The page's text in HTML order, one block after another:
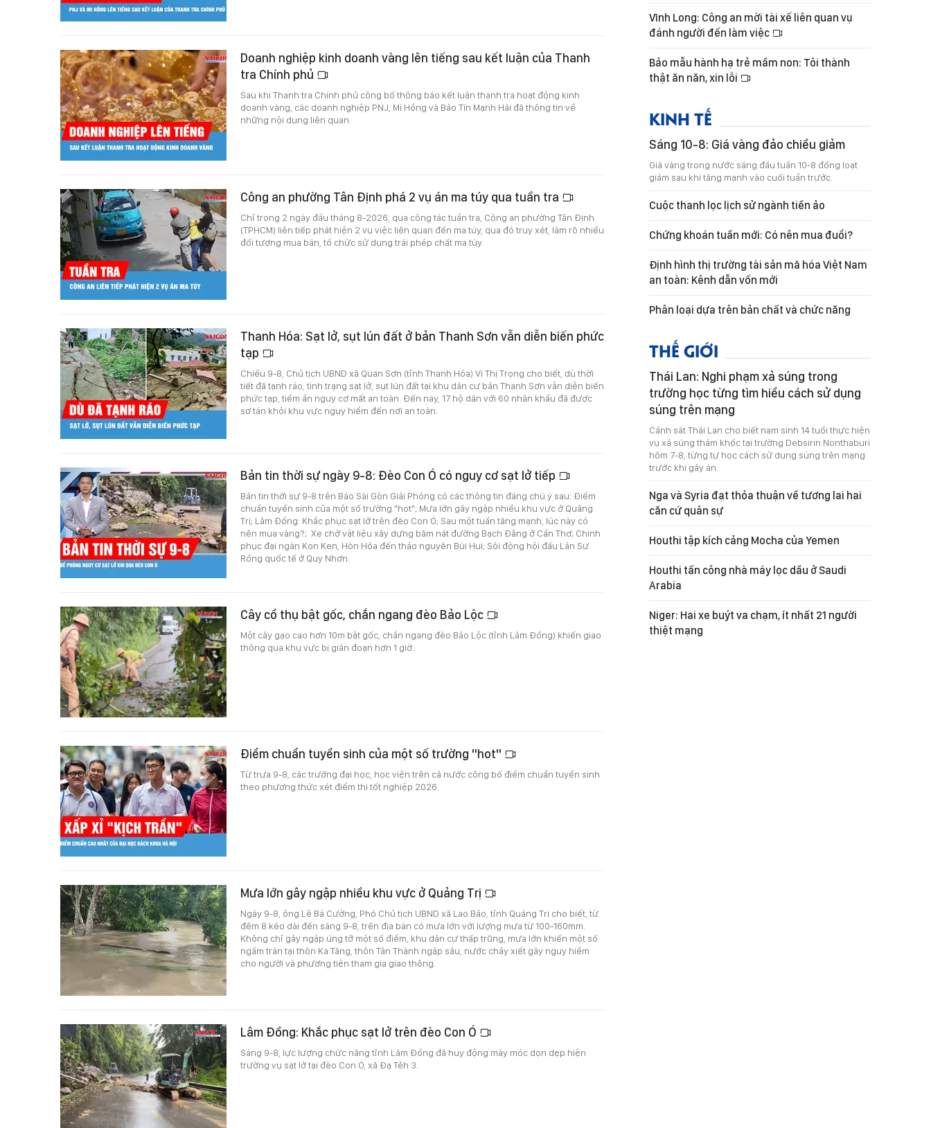
Doanh nghiệp kinh doanh vàng lên tiếng sau kết luận của Thanh
tra Chính phủ
Sau khi Thanh tra Chính phủ công bố thông báo kết luận thanh tra hoạt động kinh
doanh vàng, các doanh nghiệp PNJ, Mi Hồng và Bảo Tín Mạnh Hải đã thông tin về
những nội dung liên quan.
Công an phường Tân Định phá 2 vụ án ma túy qua tuần tra
Chỉ trong 2 ngày đầu tháng 8-2026, qua công tác tuần tra, Công an phường Tân Định
(TPHCM) liên tiếp phát hiện 2 vụ việc liên quan đến ma túy, qua đó truy xét, làm rõ nhiều
đối tượng mua bán, tổ chức sử dụng trái phép chất ma túy.
Thanh Hóa: Sạt lở, sụt lún đất ở bản Thanh Sơn vẫn diễn biến phức
tạp
Chiều 9-8, Chủ tịch UBND xã Quan Sơn (tỉnh Thanh Hóa) Vi Thị Trọng cho biết, dù thời
tiết đã tạnh ráo, tình trạng sạt lở, sụt lún đất tại khu dân cư bản Thanh Sơn vẫn diễn biến
phức tạp, tiềm ẩn nguy cơ mất an toàn. Đến nay, 17 hộ dân với 60 nhân khẩu đã được
sơ tán khỏi khu vực nguy hiểm đến nơi an toàn.
Bản tin thời sự ngày 9-8: Đèo Con Ó có nguy cơ sạt lở tiếp
Bản tin thời sự 9-8 trên Báo Sài Gòn Giải Phóng có các thông tin đáng chú ý sau: Điểm
chuẩn tuyển sinh của một số trường "hot"; Mưa lớn gây ngập nhiều khu vực ở Quảng
Trị; Lâm Đồng: Khắc phục sạt lở trên đèo Con Ó; Sau một tuần tăng mạnh, lúc này có
nên mua vàng?; Xe chở vật liệu xây dựng băm nát đường Bạch Đằng ở Cần Thơ; Chinh
phục đại ngàn Kon Ken, Hòn Hỏa đến thảo nguyên Bùi Hui; Sôi động hội đấu Lân Sư
Rồng quốc tế ở Quy Nhơn.
Cây cổ thụ bật gốc, chắn ngang đèo Bảo Lộc
Một cây gạo cao hơn 10m bật gốc, chắn ngang đèo Bảo Lộc (tỉnh Lâm Đồng) khiến giao
thông qua khu vực bị gián đoạn hơn 1 giờ.
Điểm chuẩn tuyển sinh của một số trường "hot"
Từ trưa 9-8, các trường đại học, học viện trên cả nước công bố điểm chuẩn tuyển sinh
theo phương thức xét điểm thi tốt nghiệp 2026.
Mưa lớn gây ngập nhiều khu vực ở Quảng Trị
Ngày 9-8, ông Lê Bá Cường, Phó Chủ tịch UBND xã Lao Bảo, tỉnh Quảng Trị cho biết, từ
đêm 8 kéo dài đến sáng 9-8, trên địa bàn có mưa lớn với lượng mưa từ 100-160mm.
Không chỉ gây ngập úng tở một số điểm, khu dân cư thấp trũng, mưa lớn khiến một số
ngầm tràn tại thôn Ka Tăng, thôn Tân Thành ngập sâu, nước chảy xiết gây nguy hiểm
cho người và phương tiện tham gia giao thông.
Lâm Đồng: Khắc phục sạt lở trên đèo Con Ó
Sáng 9-8, lực lượng chức năng tỉnh Lâm Đồng đã huy động máy móc dọn dẹp hiện
trường vụ sạt lở tại đèo Con Ó, xã Đạ Tẻh 3.
Vĩnh Long: Công an mời tài xế liên quan vụ
đánh người đến làm việc
Bảo mẫu hành hạ trẻ mầm non: Tôi thành
thật ăn năn, xin lỗi
KINH TẾ
Sáng 10-8: Giá vàng đảo chiều giảm
Giá vàng trong nước sáng đầu tuần 10-8 đồng loạt
giảm sau khi tăng mạnh vào cuối tuần trước.
Cuộc thanh lọc lịch sử ngành tiền ảo
Chứng khoán tuần mới: Có nên mua đuổi?
Định hình thị trường tài sản mã hóa Việt Nam
an toàn: Kênh dẫn vốn mới
Phân loại dựa trên bản chất và chức năng
THẾ GIỚI
Thái Lan: Nghi phạm xả súng trong
trường học từng tìm hiểu cách sử dụng
súng trên mạng
Cảnh sát Thái Lan cho biết nam sinh 14 tuổi thực hiện
vụ xả súng thảm khốc tại trường Debsirin Nonthaburi
hôm 7-8, từng tự học cách sử dụng súng trên mạng
trước khi gây án.
Nga và Syria đạt thỏa thuận về tương lai hai
căn cứ quân sự
Houthi tập kích cảng Mocha của Yemen
Houthi tấn công nhà máy lọc dầu ở Saudi
Arabia
Niger: Hai xe buýt va chạm, ít nhất 21 người
thiệt mạng